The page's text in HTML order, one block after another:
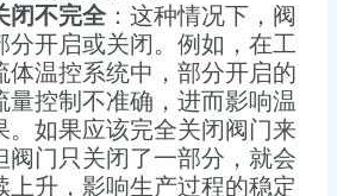
闭不完全：这种情况下，阀
分开启或关闭。例如，在工
体温控系统中，部分开启的
量控制不准确，进而影响温
。如果应该完全关闭阀门来
阀门只关闭了一部分，就会
上升，影响生产过程的稳定